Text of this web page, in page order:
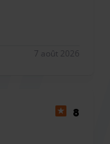
7 août 2026
8